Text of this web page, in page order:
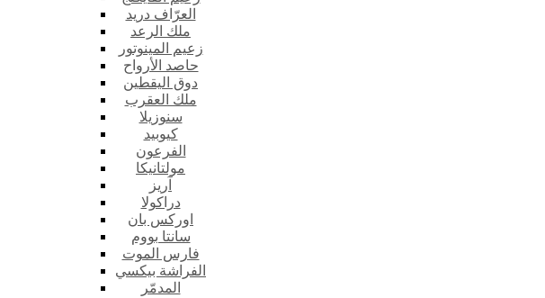
العرّاف دريد
ملك الرعد
زعيم المينوتور
حاصد الأرواح
دوق اليقطين
ملك العقرب
سنوزيلا
كيوبيد
الفرعون
مولتانيكا
آريز
دراكولا
اوركس بان
سانتا بووم
فارس الموت
الفراشة بيكسي
المدمّر